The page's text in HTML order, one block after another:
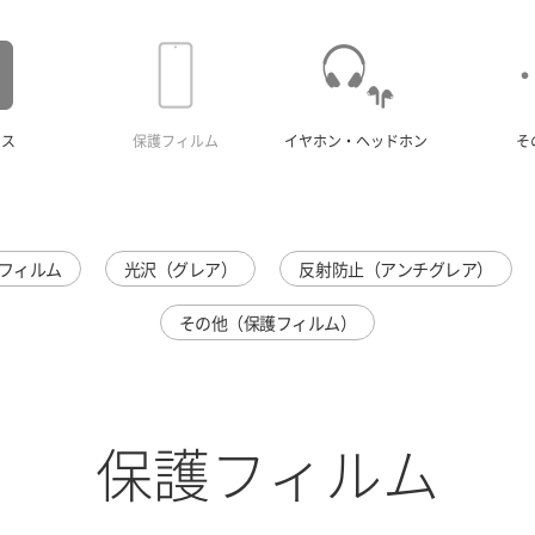
保護フィルム イヤホン・ヘッドホン そ
ィルム 光沢（グレア） 反射防止（アンチグレア）
その他（保護フィルム）
保護フィルム